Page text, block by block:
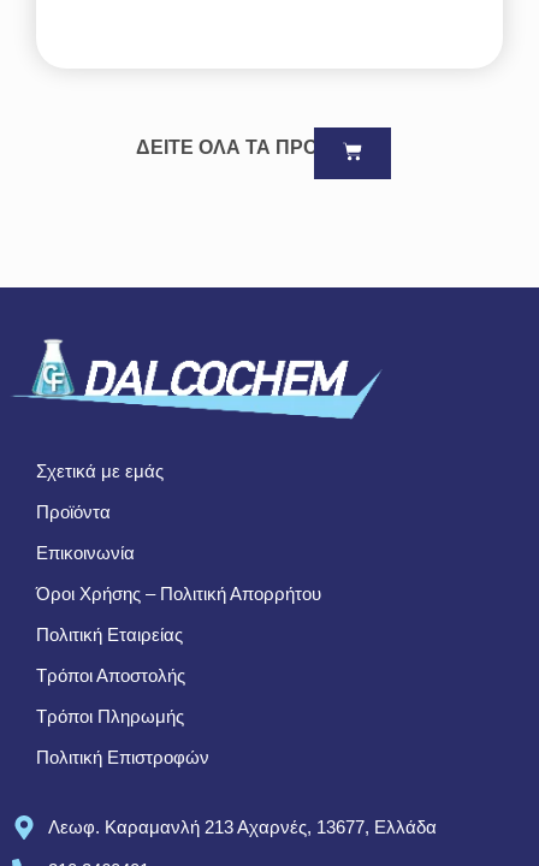
ΔΕΙΤΕ ΟΛΑ ΤΑ ΠΡΟΪΟΝΤΑ
Σχετικά με εμάς
Προϊόντα
Επικοινωνία
Όροι Χρήσης – Πολιτική Απορρήτου
Πολιτική Εταιρείας
Τρόποι Αποστολής
Τρόποι Πληρωμής
Πολιτική Επιστροφών
Λεωφ. Καραμανλή 213 Αχαρνές, 13677, Ελλάδα